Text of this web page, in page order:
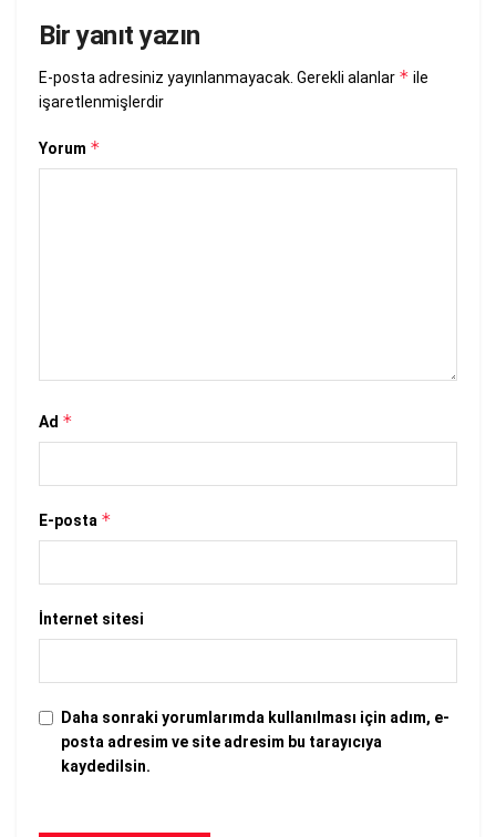
Bir yanıt yazın
E-posta adresiniz yayınlanmayacak. Gerekli alanlar * ile
işaretlenmişlerdir
Yorum *
Ad *
E-posta *
İnternet sitesi
Daha sonraki yorumlarımda kullanılması için adım, e-
posta adresim ve site adresim bu tarayıcıya
kaydedilsin.